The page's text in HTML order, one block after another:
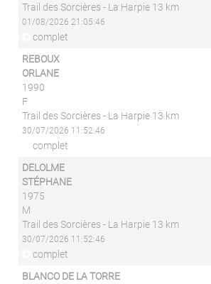
Trail des Sorcières - La Harpie 13 km
01/08/2026 21:05:46
complet
REBOUX
ORLANE
1990
F
Trail des Sorcières - La Harpie 13 km
30/07/2026 11:52:46
complet
DELOLME
STÉPHANE
1975
M
Trail des Sorcières - La Harpie 13 km
30/07/2026 11:52:46
complet
BLANCO DE LA TORRE